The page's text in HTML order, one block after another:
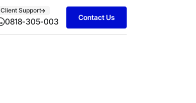
Client Support
0818-305-003 Contact Us